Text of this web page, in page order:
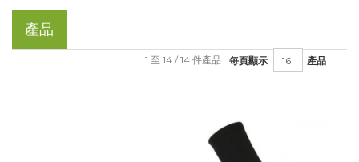
產品
每頁顯示 產品
1 至 14 / 14 件產品